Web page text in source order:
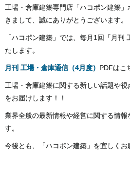
工場・倉庫建築専門店「ハコポン建築
きまして、誠にありがとうございます。
「ハコポン建築」では、毎月1回「月刊
たします。
月刊 工場・倉庫通信（4月度） PDFはこ
工場・倉庫建築に関する新しい話題や
をお届けします！！
業界全般の最新情報や経営に関する情
す。
今後とも、「ハコポン建築」を宜しくお